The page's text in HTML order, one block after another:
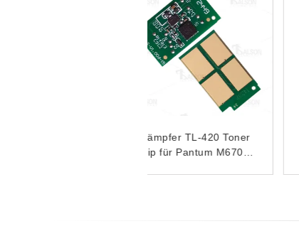
Kompatible TL C2310H
Toner Chip für Pantum